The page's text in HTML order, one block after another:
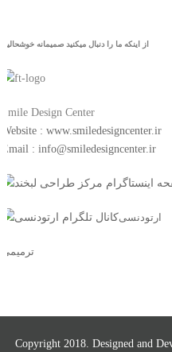
از اینکه ما را دنبال میکنید صمیمانه خوشحالیم
Smile Design Center
Website : www.smiledesigncenter.ir
Email : info@smiledesigncenter.ir
ارتودنسی
ترمیمی
Copyright 2018. Designed and